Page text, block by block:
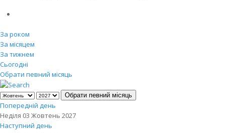
За роком
За місяцем
За тижнем
Сьогодні
Обрати певний місяць
Обрати певний місяць
Попередній день
Неділя 03 Жовтень 2027
Наступний день